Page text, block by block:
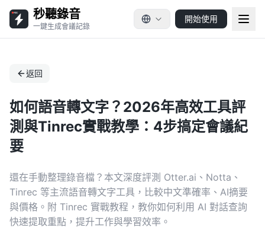
秒聽錄音
一鍵生成會議記錄
開始使用
返回
如何語音轉文字？2026年高效工具評
測與Tinrec實戰教學：4步搞定會議紀
要
還在手動整理錄音檔？本文深度評測 Otter.ai、Notta、
Tinrec 等主流語音轉文字工具，比較中文準確率、AI摘要
與價格。附 Tinrec 實戰教程，教你如何利用 AI 對話查詢
快速提取重點，提升工作與學習效率。